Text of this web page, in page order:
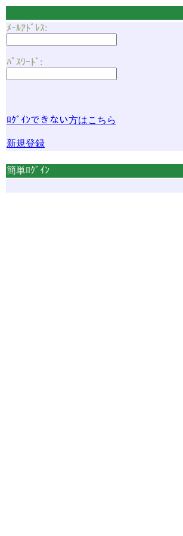
ﾒｰﾙｱﾄﾞﾚｽ:
ﾊﾟｽﾜｰﾄﾞ :
ﾛｸﾞｲﾝできない方はこちら
新規登録
簡単ﾛｸﾞｲﾝ